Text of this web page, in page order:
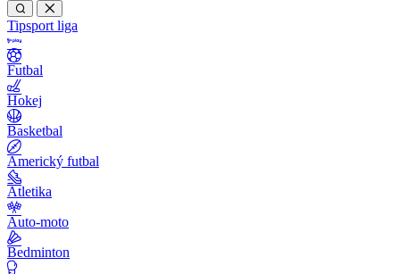
Tipsport liga
Futbal
Hokej
Basketbal
Americký futbal
Atletika
Auto-moto
Bedminton